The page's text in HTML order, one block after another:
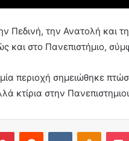
Πεδινή, την Ανατολή
και στο Πανεπιστήμιο,
περιοχή σημειώθηκε
κτίρια στην
PinterestReddit VKontakte